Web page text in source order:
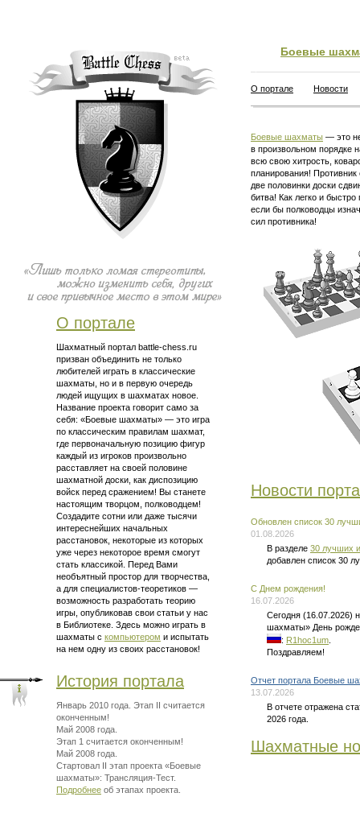
О портале
Шахматный портал battle-chess.ru
призван объединить не только
любителей играть в классические
шахматы, но и в первую очередь
людей ищущих в шахматах новое.
Название проекта говорит само за
себя: «Боевые шахматы» — это игра
по классическим правилам шахмат,
где первоначальную позицию фигур
каждый из игроков произвольно
расставляет на своей половине
шахматной доски, как диспозицию
войск перед сражением! Вы станете
настоящим творцом, полководцем!
Создадите сотни или даже тысячи
интереснейших начальных
расстановок, некоторые из которых
уже через некоторое время смогут
стать классикой. Перед Вами
необъятный простор для творчества,
а для специалистов-теоретиков —
возможность разработать теорию
игры, опубликовав свои статьи у нас
в Библиотеке. Здесь можно играть в
шахматы с компьютером и испытать
на нем одну из своих расстановок!
История портала
Январь 2010 года. Этап II считается
оконченным!
Май 2008 года.
Этап 1 считается оконченным!
Май 2008 года.
Стартовал II этап проекта «Боевые
шахматы»: Трансляция-Тест.
Подробнее об этапах проекта.
Боевые
О портале Новости
Боевые шахматы — это
в произвольном порядке
всю свою хитрость,
планирования!
две половинки доски
битва! Как легко и
если бы полководцы
сил противника!
Новости
Обновлен список 30
01.08.2026
В разделе 30 лучших
добавлен список 30
C Днем рождения!
16.07.2026
Сегодня (16.07.2026)
шахматы» День
: R1hoc1um
Поздравляем!
Отчет портала Боевые
13.07.2026
В отчете отражена
2026 года.
Шахматные